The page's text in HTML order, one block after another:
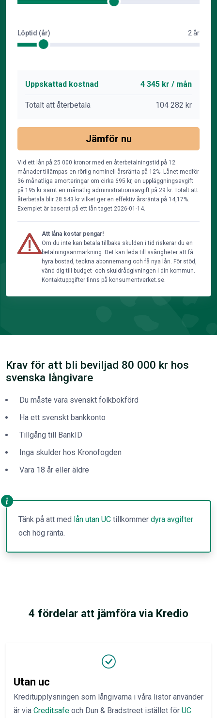
Löptid (år) 2 år
Uppskattad kostnad 4 345 kr / mån
Totalt att återbetala 104 282 kr
Jämför nu
Vid ett lån på 25 000 kronor med en återbetalningstid på 12
månader tillämpas en rörlig nominell årsränta på 12%. Lånet medför
36 månatliga amorteringar om cirka 695 kr, en uppläggningsavgift
på 195 kr samt en månatlig administrationsavgift på 29 kr. Totalt att
återbetala blir 28 543 kr vilket ger en effektiv årsränta på 14,17%.
Exemplet är baserat på ett lån taget 2026-01-14.
Att låna kostar pengar!
Om du inte kan betala tillbaka skulden i tid riskerar du en
betalningsanmärkning. Det kan leda till svårigheter att få
hyra bostad, teckna abonnemang och få nya lån. För stöd,
vänd dig till budget- och skuldrådgivningen i din kommun.
Kontaktuppgifter finns på konsumentverket.se.
Krav för att bli beviljad 80 000 kr hos
svenska långivare
Du måste vara svenskt folkbokförd
Ha ett svenskt bankkonto
Tillgång till BankID
Inga skulder hos Kronofogden
Vara 18 år eller äldre
Tänk på att med lån utan UC tillkommer dyra avgifter
och hög ränta.
4 fördelar att jämföra via Kredio
Utan uc
Kreditupplysningen som långivarna i våra listor använder
är via Creditsafe och Dun & Bradstreet istället för UC